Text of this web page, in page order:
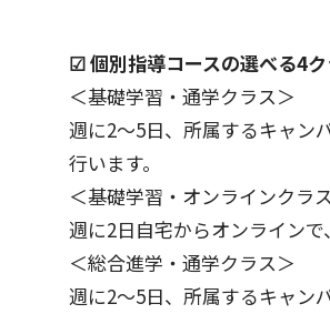
☑︎ 個別指導コースの選べる4
＜基礎学習・通学クラス＞
週に2〜5日、所属するキャン
行います。
＜基礎学習・オンラインクラ
週に2日自宅からオンライン
＜総合進学・通学クラス＞
週に2〜5日、所属するキャン